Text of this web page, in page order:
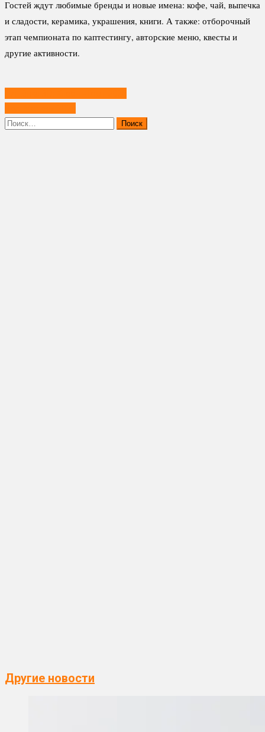
Гостей ждут любимые бренды и новые имена: кофе, чай, выпечка
и сладости, керамика, украшения, книги. А также: отборочный
этап чемпионата по каптестингу, авторские меню, квесты и
другие активности.
записям
Найти:
Другие новости